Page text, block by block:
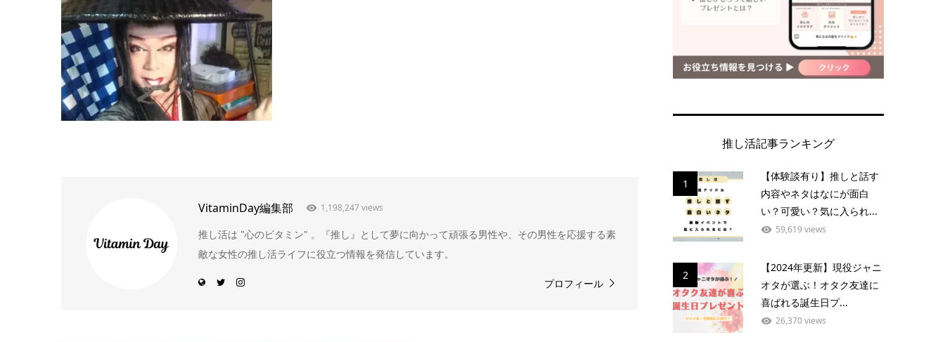
VitaminDay編集部 1,198,247 views
推し活は "心のビタミン" 。『推し』として夢に向かって頑張る男性や、その男性を応援する素
敵な女性の推し活ライフに役立つ情報を発信しています。
プロフィール
推し活記事ランキング
1
【体験談有り】推しと話す
内容やネタはなにが面白
い？可愛い？気に入られ...
59,619 views
2
【2024年更新】現役ジャニ
オタが選ぶ！オタク友達に
喜ばれる誕生日プ...
26,370 views